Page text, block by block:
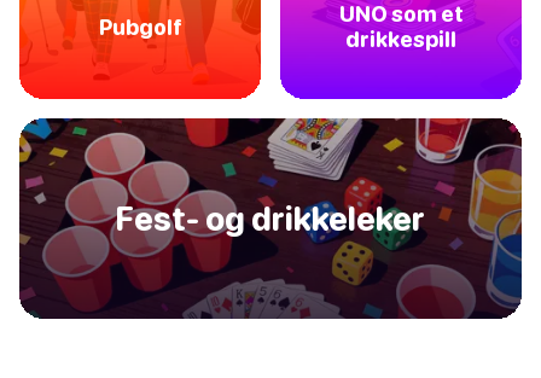
Pubgolf
UNO som et
drikkespill
Fest- og drikkeleker